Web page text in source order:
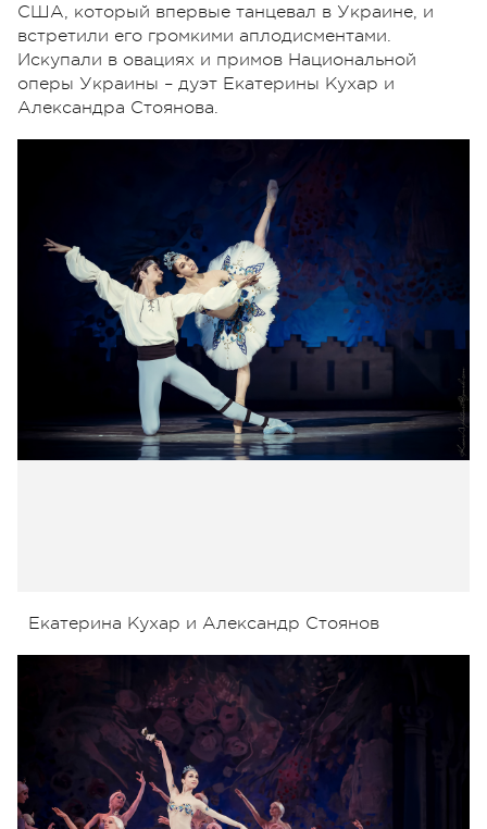
США, который впервые танцевал в Украине, и
встретили его громкими аплодисментами.
Искупали в овациях и примов Национальной
оперы Украины – дуэт Екатерины Кухар и
Александра Стоянова.
Екатерина Кухар и Александр Стоянов